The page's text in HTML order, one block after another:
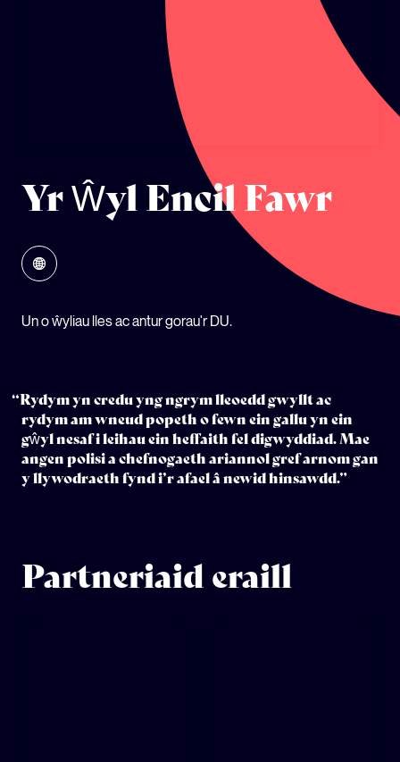
Yr Ŵyl Encil Fawr
Un o ŵyliau lles ac antur gorau'r DU.
“Rydym yn credu yng ngrym lleoedd gwyllt ac
rydym am wneud popeth o fewn ein gallu yn ein
gŵyl nesaf i leihau ein heffaith fel digwyddiad. Mae
angen polisi a chefnogaeth ariannol gref arnom gan
y llywodraeth fynd i’r afael â newid hinsawdd.”
Partneriaid eraill
LLYSGENHADON HINSAWDD IEUENCTID